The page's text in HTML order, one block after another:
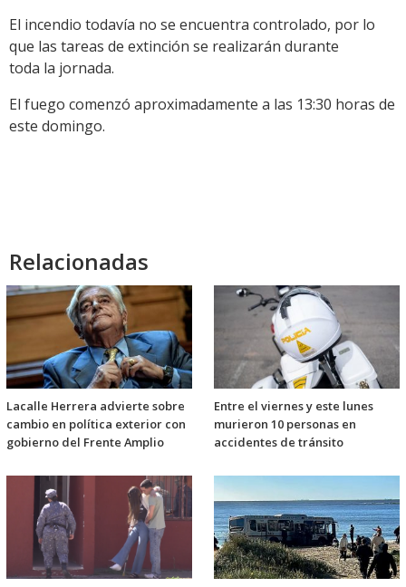
El incendio todavía no se encuentra controlado, por lo
que las tareas de extinción se realizarán durante
toda la jornada.
El fuego comenzó aproximadamente a las 13:30 horas de
este domingo.
Relacionadas
Lacalle Herrera advierte sobre
cambio en política exterior con
gobierno del Frente Amplio
Entre el viernes y este lunes
murieron 10 personas en
accidentes de tránsito